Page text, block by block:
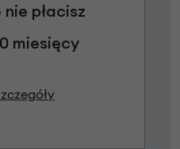
płacisz
miesięcy